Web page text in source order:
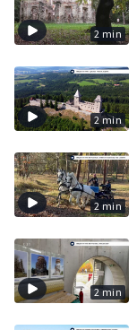
2 min
2 min
2 min
2 min